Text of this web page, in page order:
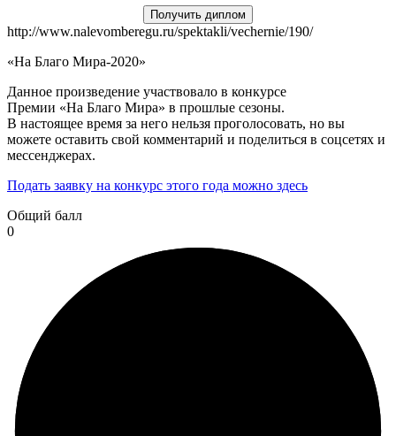
Получить диплом
http://www.nalevomberegu.ru/spektakli/vechernie/190/
«На Благо Мира-2020»
Данное произведение участвовало в конкурсе
Премии «На Благо Мира» в прошлые сезоны.
В настоящее время за него нельзя проголосовать, но вы
можете оставить свой комментарий и поделиться в соцсетях и
мессенджерах.
Подать заявку на конкурс этого года можно здесь
Общий балл
0